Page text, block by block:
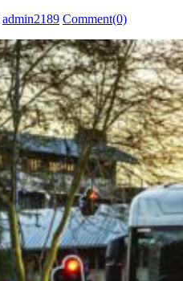
admin2189 Comment(0)